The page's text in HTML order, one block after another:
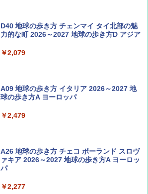
ディズニーファン ２０２６年 ９月号 [雑
誌] (ＤＩＳＮＥＹ ＦＡＮ)
￥713
山と溪谷 2026年8月号「南アルプス大全」
Coyote No.89 特集 星野道夫 夢見る旅
￥1,540
D40 地球の歩き方 チェンマイ タイ北部の魅
力的な町 2026～2027 地球の歩き方D アジア
￥2,079
A09 地球の歩き方 イタリア 2026～2027 地
球の歩き方A ヨーロッパ
￥2,479
A26 地球の歩き方 チェコ ポーランド スロヴ
ァキア 2026～2027 地球の歩き方A ヨーロッ
パ
￥2,277